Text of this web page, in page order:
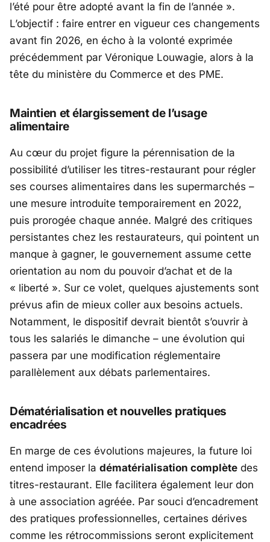
l’été pour être adopté avant la fin de l’année ».
L’objectif : faire entrer en vigueur ces changements
avant fin 2026, en écho à la volonté exprimée
précédemment par Véronique Louwagie, alors à la
tête du ministère du Commerce et des PME.
Maintien et élargissement de l’usage
alimentaire
Au cœur du projet figure la pérennisation de la
possibilité d’utiliser les titres-restaurant pour régler
ses courses alimentaires dans les supermarchés –
une mesure introduite temporairement en 2022,
puis prorogée chaque année. Malgré des critiques
persistantes chez les restaurateurs, qui pointent un
manque à gagner, le gouvernement assume cette
orientation au nom du pouvoir d’achat et de la
« liberté ». Sur ce volet, quelques ajustements sont
prévus afin de mieux coller aux besoins actuels.
Notamment, le dispositif devrait bientôt s’ouvrir à
tous les salariés le dimanche – une évolution qui
passera par une modification réglementaire
parallèlement aux débats parlementaires.
Dématérialisation et nouvelles pratiques
encadrées
En marge de ces évolutions majeures, la future loi
entend imposer la dématérialisation complète des
titres-restaurant. Elle facilitera également leur don
à une association agréée. Par souci d’encadrement
des pratiques professionnelles, certaines dérives
comme les rétrocommissions seront explicitement